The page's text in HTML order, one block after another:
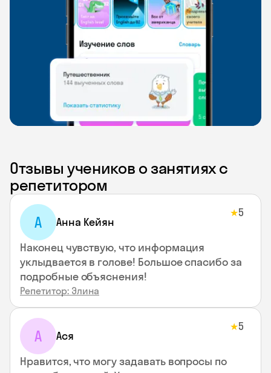
Отзывы учеников о занятиях с
репетитором
А Анна Кейян
★5
Наконец чувствую, что информация
уклыдвается в голове! Большое спасибо за
подробные объяснения!
Репетитор: Элина
А Ася
★5
Нравится, что могу задавать вопросы по